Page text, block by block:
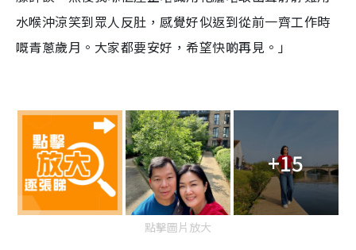
水喉沖涼笑到眾人反肚，感覺好似返到從前一齊工作時
嘅青蔥歲月。大家都要安好，希望快啲再見。」
+15
點擊圖片放大